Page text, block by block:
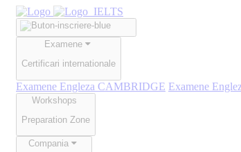
Examene
Certificari internationale
Examene Engleza CAMBRIDGE Examene
Workshops
Preparation Zone
Compania